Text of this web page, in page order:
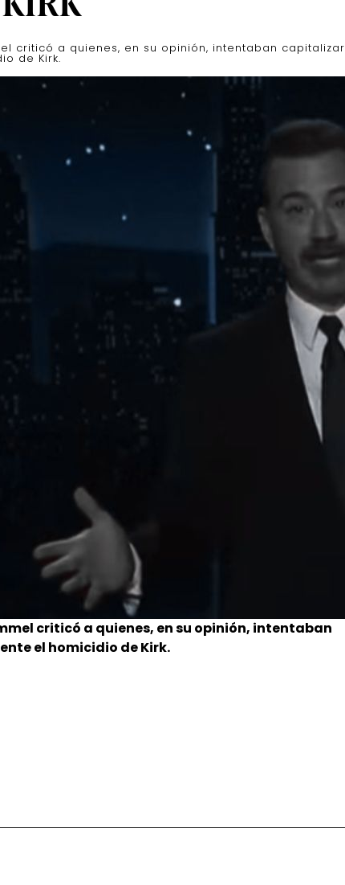
criticó a quienes, en su opinión, intentaban capitalizar
de Kirk.
criticó a quienes, en su opinión, intentaban
el homicidio de Kirk.